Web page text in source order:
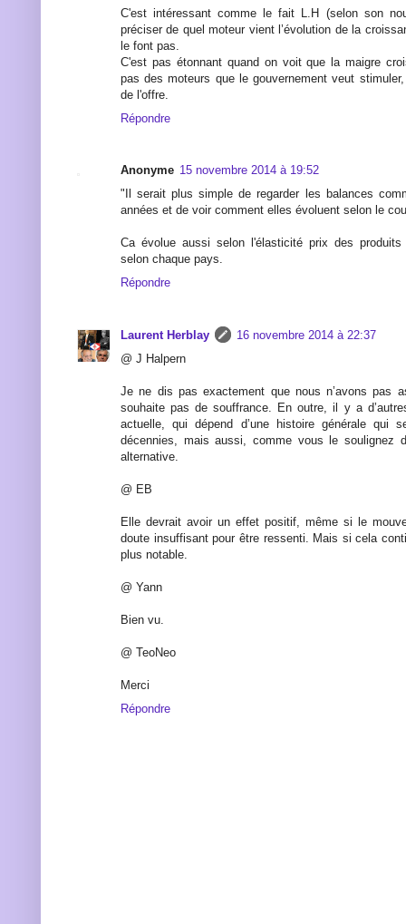
C'est intéressant comme le fait L.H (selon son
préciser de quel moteur vient l’évolution de la
le font pas.
C'est pas étonnant quand on voit que la maigre
pas des moteurs que le gouvernement veut
de l'offre.
Répondre
Anonyme 15 novembre 2014 à 19:52
"Il serait plus simple de regarder les balances
années et de voir comment elles évoluent selon le
Ca évolue aussi selon l'élasticité prix des
selon chaque pays.
Répondre
Laurent Herblay
16 novembre 2014 à 22:37
@ J Halpern
Je ne dis pas exactement que nous n’avons pas
souhaite pas de souffrance. En outre, il y a
actuelle, qui dépend d’une histoire générale qui
décennies, mais aussi, comme vous le soulignez
alternative.
@ EB
Elle devrait avoir un effet positif, même si le
doute insuffisant pour être ressenti. Mais si cela
plus notable.
@ Yann
Bien vu.
@ TeoNeo
Merci
Répondre